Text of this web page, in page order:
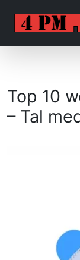
Top 10
– Tal